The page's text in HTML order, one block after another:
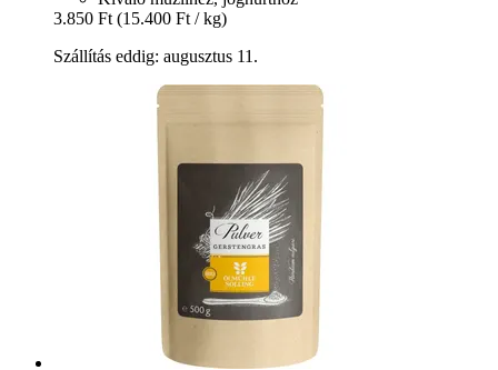
3.850 Ft (15.400 Ft / kg)
Szállítás eddig: augusztus 11.